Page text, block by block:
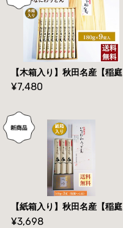
【木箱
¥7,480
【紙
¥3,698